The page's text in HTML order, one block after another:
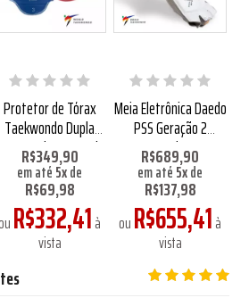
Protetor de Tórax
Taekwondo Dupla
Face Daedo Aprovado
pela WT
R$349,90
em até5xde
R$69,98
R$332,41à
vista
Meia Eletrônica Daedo
PSS Geração 2
Aprovada WT
R$689,90
em até5xde
R$137,98
ouR$655,41à
vista